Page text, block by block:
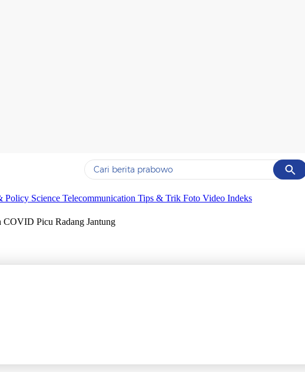
Cancel
Yang sedang ramai dicari
#1 gempa hari ini
Terakhir yang dicari
Policy Science Telecommunication Tips & Trik Foto Video Indeks
COVID Picu Radang Jantung